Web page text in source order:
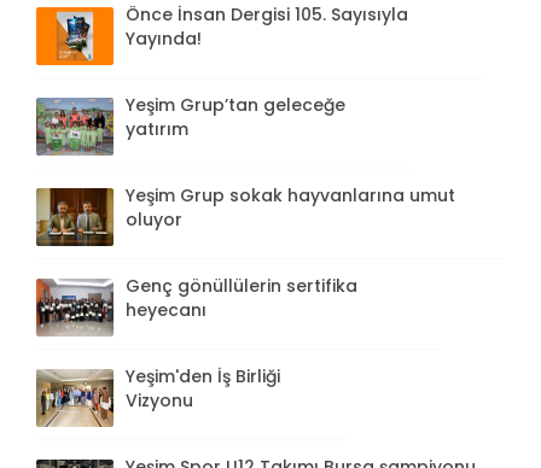
Önce İnsan Dergisi 105. Sayısıyla
Yayında!
Yeşim Grup’tan geleceğe
yatırım
Yeşim Grup sokak hayvanlarına umut
oluyor
Genç gönüllülerin sertifika
heyecanı
Yeşim'den İş Birliği
Vizyonu